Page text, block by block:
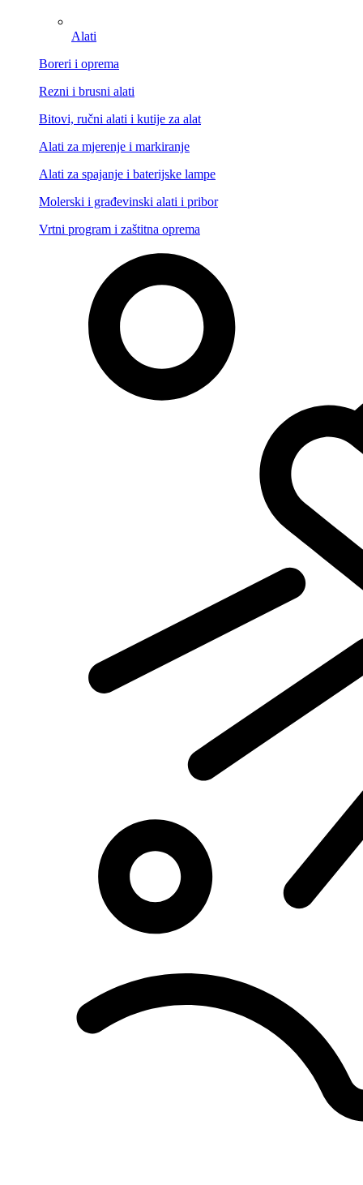
Alati
Boreri i oprema
Rezni i brusni alati
Bitovi, ručni alati i kutije za alat
Alati za mjerenje i markiranje
Alati za spajanje i baterijske lampe
Molerski i građevinski alati i pribor
Vrtni program i zaštitna oprema